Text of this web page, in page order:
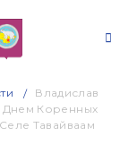
Владислав
Коренных
Тавайваам